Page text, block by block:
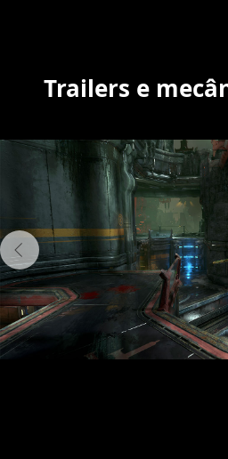
Trailers e